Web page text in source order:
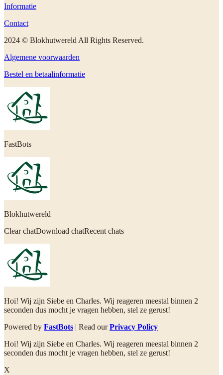
Informatie
Contact
2024 © Blokhutwereld All Rights Reserved.
Algemene voorwaarden
Bestel en betaalinformatie
FastBots
Blokhutwereld
Clear chatDownload chatRecent chats
Hoi! Wij zijn Siebe en Charles. Wij reageren meestal binnen 2
seconden dus mocht je vragen hebben, stel ze gerust!
Powered by FastBots | Read ourPrivacy Policy
Hoi! Wij zijn Siebe en Charles. Wij reageren meestal binnen 2
seconden dus mocht je vragen hebben, stel ze gerust!
X